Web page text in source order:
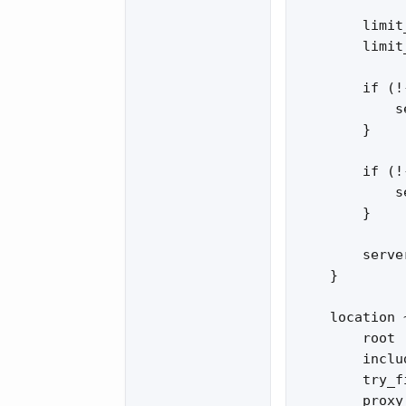
if
        }
if
        }
    }
location
root